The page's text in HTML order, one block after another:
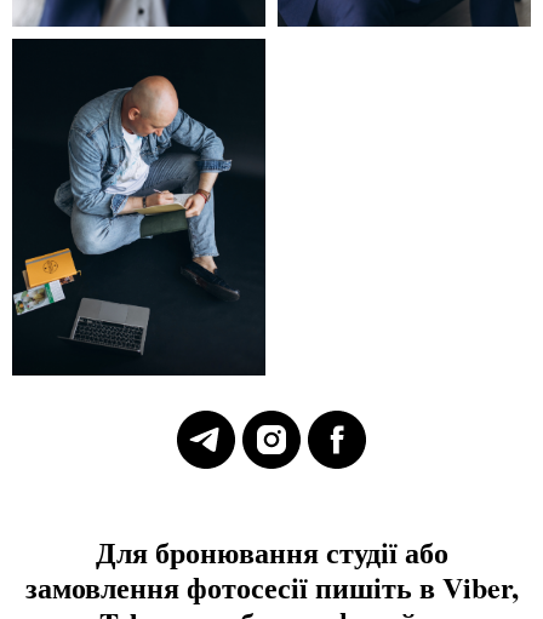
Для бронювання студії або
замовлення фотосесії пишіть в Viber,